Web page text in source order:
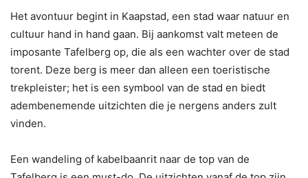
Het avontuur begint in Kaapstad, een stad waar natuur en
cultuur hand in hand gaan. Bij aankomst valt meteen de
imposante Tafelberg op, die als een wachter over de stad
torent. Deze berg is meer dan alleen een toeristische
trekpleister; het is een symbool van de stad en biedt
adembenemende uitzichten die je nergens anders zult
vinden.
Een wandeling of kabelbaanrit naar de top van de